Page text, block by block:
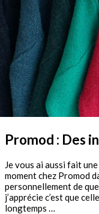
Promod : Des
Je vous ai aussi fait
moment chez Promod
personnellement de
j’apprécie c’est que
longtemps …